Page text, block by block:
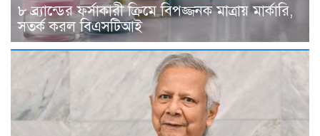
৮ ব্র্যান্ডের ফর্সাকারী ক্রিমে বিপজ্জনক মাত্রায় মার্কারি,
সতর্ক করল বিএসটিআই